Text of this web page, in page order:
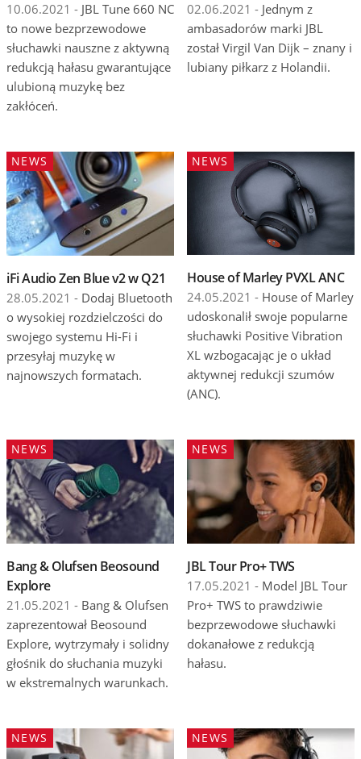
10.06.2021 - JBL Tune 660 NC
to nowe bezprzewodowe
słuchawki nauszne z aktywną
redukcją hałasu gwarantujące
ulubioną muzykę bez
zakłóceń.
02.06.2021 - Jednym z
ambasadorów marki JBL
został Virgil Van Dijk – znany i
lubiany piłkarz z Holandii.
iFi Audio Zen Blue v2 w Q21
28.05.2021 - Dodaj Bluetooth
o wysokiej rozdzielczości do
swojego systemu Hi-Fi i
przesyłaj muzykę w
najnowszych formatach.
NEWS
House of Marley PVXL ANC
24.05.2021 - House of Marley
udoskonalił swoje popularne
słuchawki Positive Vibration
XL wzbogacając je o układ
aktywnej redukcji szumów
(ANC).
NEWS
Bang & Olufsen Beosound
Explore
21.05.2021 - Bang & Olufsen
zaprezentował Beosound
Explore, wytrzymały i solidny
głośnik do słuchania muzyki
w ekstremalnych warunkach.
NEWS
JBL Tour Pro+ TWS
17.05.2021 - Model JBL Tour
Pro+ TWS to prawdziwie
bezprzewodowe słuchawki
dokanałowe z redukcją
hałasu.
NEWS
NEWS NEWS